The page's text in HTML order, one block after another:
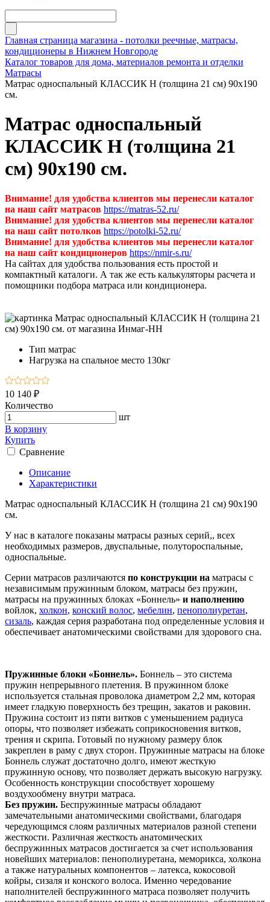
Главная страница магазина - потолки реечные, матрасы,
кондиционеры в Нижнем Новгороде
Каталог товаров для дома, материалов ремонта и отделки
Матрасы
Матрас односпальный КЛАССИК Н (толщина 21 см) 90х190
см.
Матрас односпальный
КЛАССИК Н (толщина 21
см) 90х190 см.
Внимание! для удобства клиентов мы перенесли каталог
на наш сайт матрасов https://matras-52.ru/
Внимание! для удобства клиентов мы перенесли каталог
на наш сайт потолков https://potolki-52.ru/
Внимание! для удобства клиентов мы перенесли каталог
на наш сайт кондиционеров https://nmir-s.ru/
На сайтах для удобства пользования есть простой и
компактный каталоги. А так же есть калькуляторы расчета и
помощники подбора матраса или кондиционера.
Тип матрас
Нагрузка на спальное место 130кг
10 140 ₽
Количество
шт
В корзину
Купить
Сравнение
Описание
Характеристики
Матрас односпальный КЛАССИК Н (толщина 21 см) 90х190
см.
У нас в каталоге показаны матрасы разных серий,, всех
необходимых размеров, двуспальные, полутороспальные,
односпальные.
Серии матрасов различаются по конструкции на матрасы с
независимым пружинным блоком, матрасы без пружин,
матрасы на пружинных блоках «Боннель» и наполнению
войлок, холкон, конский волос, мебелин, пенополиуретан,
сизаль, каждая серия разработана под определенные условия и
обеспечивает анатомическими свойствами для здорового сна.
Пружинные блоки «Боннель». Боннель – это система
пружин непрерывного плетения. В пружинном блоке
используется стальная проволока диаметром 2,2 мм, которая
имеет гладкую поверхность без трещин, закатов и раковин.
Пружина состоит из пяти витков с уменьшением радиуса
опоры, что позволяет избежать соприкосновения витков,
трения и скрипа. Готовый по нужному размеру блок
закреплен в раму с двух сторон. Пружинные матрасы на блоке
Боннель служат достаточно долго, имеют жесткую
пружинную основу, что позволяет держать высокую нагрузку.
Особенность конструкции способствует хорошему
воздухообмену внутри матраса.
Без пружин. Беспружинные матрасы обладают
замечательными анатомическими свойствами, благодаря
чередующимся слоям различных материалов разной степени
жесткости. Различная жесткость анатомических
беспружинных матрасов достигается за счет использования
новейших материалов: пенополиуретана, меморикса, холкона
а также натуральных компонентов – латекса, кокосовой
койры, сизаля и конского волоса. Именно чередование
наполнителей беспружинного матраса позволяет получить